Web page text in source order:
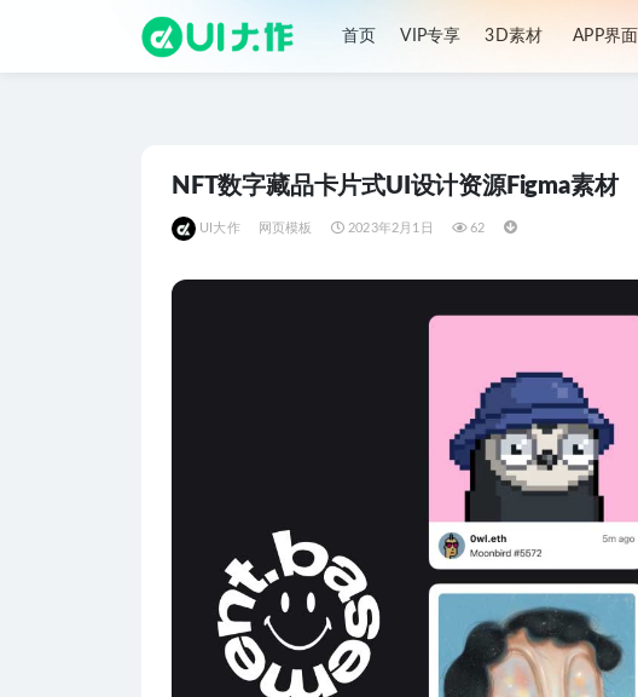
首页 VIP专享 3D素材 APP界面
NFT数字藏品卡片式UI设计资源Figma素材
UI大作 网页模板 2023年2月1日 62